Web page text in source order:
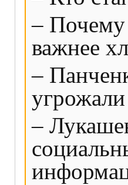
– Почему
важнее
–
–